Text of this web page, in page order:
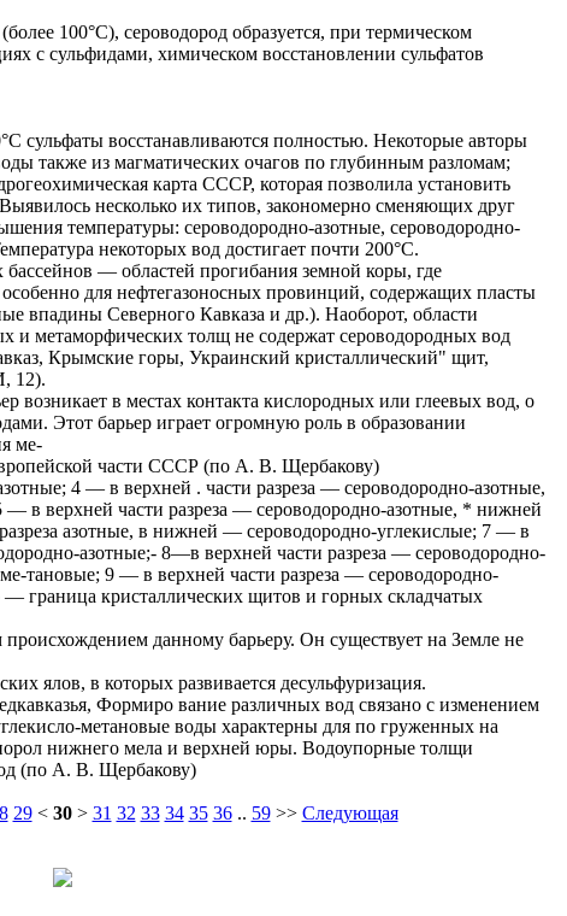
100°С), сероводород образуется, при термическом
с сульфидами, химическом восстановлении сульфатов
сульфаты восстанавливаются полностью. Некоторые авторы
также из магматических очагов по глубинным разломам;
карта СССР, которая позволила установить
несколько их типов, закономерно сменяющих друг
температуры: сероводородно-азотные, сероводородно-
некоторых вод достигает почти 200°С.
— областей прогибания земной коры, где
для нефтегазоносных провинций, содержащих пласты
впадины Северного Кавказа и др.). Наоборот, области
и метаморфических толщ не содержат сероводородных вод
Крымские горы, Украинский кристаллический" щит,
12).
возникает в местах контакта кислородных или глеевых вод, о
Этот барьер играет огромную роль в образовании
ме-
части СССР (по А. В. Щербакову)
4 — в верхней . части разреза — сероводородно-азотные,
в верхней части разреза — сероводородно-азотные, * нижней
азотные, в нижней — сероводородно-углекислые; 7 — в
азотные;- 8—в верхней части разреза — сероводородно-
тановые; 9 — в верхней части разреза — сероводородно-
граница кристаллических щитов и горных складчатых
данному барьеру. Он существует на Земле не
ялов, в которых развивается десульфуризация.
Формиро вание различных вод связано с изменением
метановые воды характерны для по груженных на
нижнего мела и верхней юры. Водоупорные толщи
(по А. В. Щербакову)
29< 30> 31 32 33 34 35 36.. 59>> Следующая